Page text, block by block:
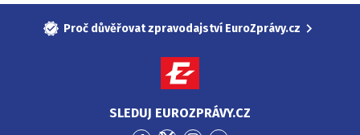
Proč důvěřovat zpravodajství EuroZprávy.cz
SLEDUJ EUROZPRÁVY.CZ